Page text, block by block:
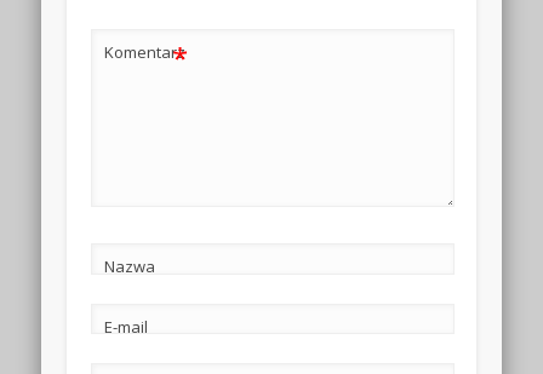
Komentarz
*
Nazwa
E-mail